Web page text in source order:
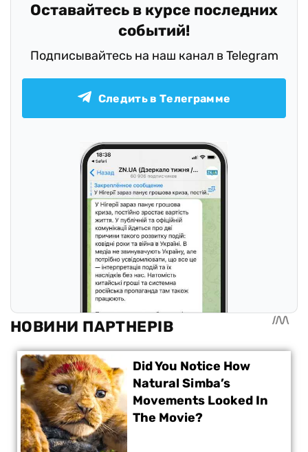
Оставайтесь в курсе последних
событий!
Подписывайтесь на наш канал в Telegram
Следить в Телеграмме